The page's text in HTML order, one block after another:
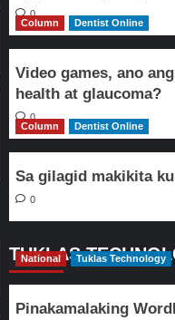
0
Column
Dentist Online
Video games, ano
health at glaucoma?
0
Column
Dentist Online
Sa gilagid makikita
0
TUKLAS
National Tuklas Technology
Pinakamalaking